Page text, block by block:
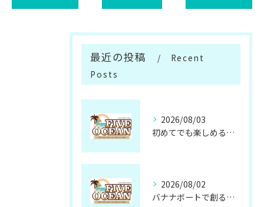
最近の投稿
Recent
Posts
2026/08/03
初めてでも楽しめるサップ体験の魅力と準備方法
2026/08/02
バナナボートで創る忘れられない仲間との思い出